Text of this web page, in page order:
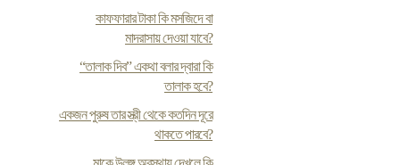
কাফফারার টাকা কি মসজিদে বা
মাদরাসায় দেওয়া যাবে?
“তালাক দিব” একথা বলার দ্বারা কি
তালাক হবে?
একজন পুরুষ তার স্ত্রী থেকে কতদিন দূরে
থাকতে পারবে?